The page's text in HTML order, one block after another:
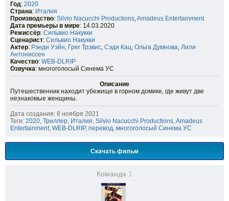
Год: 2020
Страна: Италия
Производство: Silvio Nacucchi Productions,Amadeus Entertainment
Дата премьеры в мире: 14.03.2020
Режиссёр: Сильвио Накукки
Сценарист: Сильвио Накукки
Актер: Рэнди Уэйн, Грег Трэвис, Сэди Кац, Ольга Думнова, Лили
Антониссен
Качество: WEB-DLRIP
Озвучка: многоголосый Синема УС
Описание
Путешественник находит убежище в горном домике, где живут две
незнакомые женщины.
Дата создания: 8 ноября 2021
Теги: 2020, Триллер, Италия, Silvio Nacucchi Productions,Amadeus
Entertainment, WEB-DLRIP, перевод, многоголосый Синема УС
Скачать фильм
Команда 1